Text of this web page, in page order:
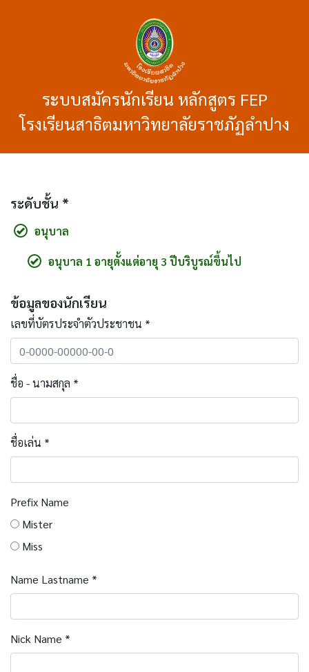
ระบบสมัครนักเรียน หลักสูตร FEP
โรงเรียนสาธิตมหาวิทยาลัยราชภัฏลำปาง
ระดับชั้น *
อนุบาล
อนุบาล 1 อายุตั้งแต่อายุ 3 ปีบริบูรณ์ขึ้นไป
ข้อมูลของนักเรียน
เลขที่บัตรประจำตัวประชาชน *
ชื่อ - นามสกุล *
ชื่อเล่น *
Prefix Name
Mister
Miss
Name Lastname *
Nick Name *